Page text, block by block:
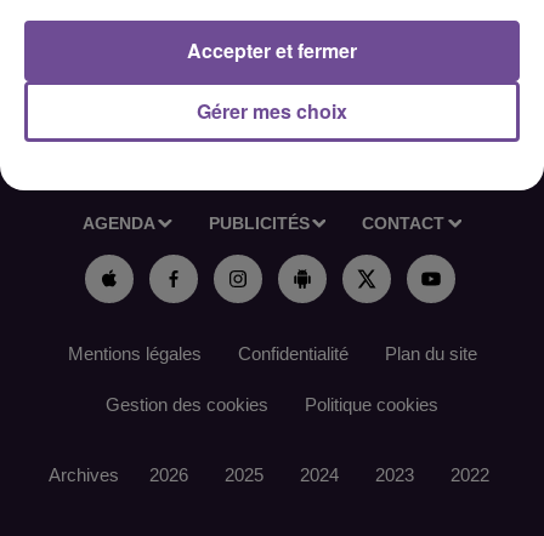
AGENDA PUBLICITÉS CONTACT
Mentions légales Confidentialité Plan du site
Gestion des cookies Politique cookies
Archives 2026 2025 2024 2023 2022
Gérer mes choix
Accepter et fermer